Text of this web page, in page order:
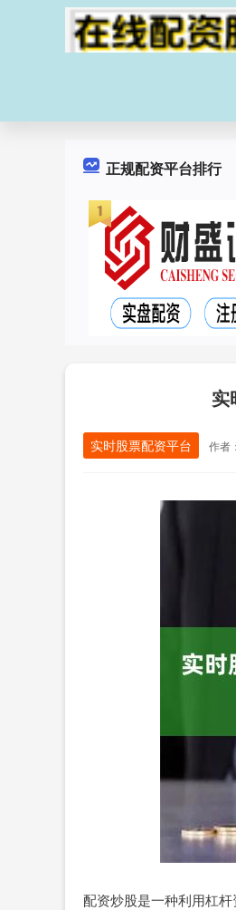
正规配资平台排行
实
实时股票配资平台 作者
配资炒股是一种利用杠